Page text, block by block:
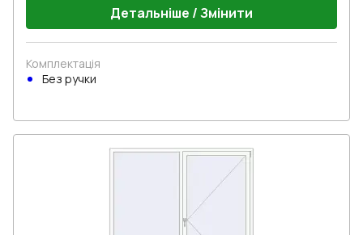
Детальніше / Змінити
Комплектація
Без ручки